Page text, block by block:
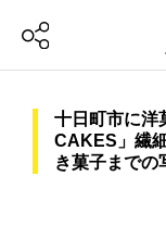
十日町市に洋
CAKES」繊
き菓子までの